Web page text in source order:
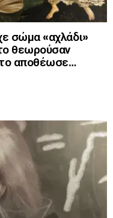
σώμα «αχλάδι»
θεωρούσαν
το αποθέωσε…